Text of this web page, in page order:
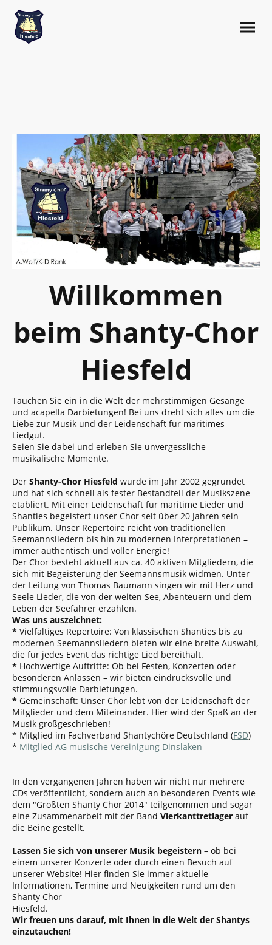
Willkommen
beim Shanty-Chor
Hiesfeld
Tauchen Sie ein in die Welt der mehrstimmigen Gesänge
und acapella Darbietungen! Bei uns dreht sich alles um die
Liebe zur Musik und der Leidenschaft für maritimes
Liedgut.
Seien Sie dabei und erleben Sie unvergessliche
musikalische Momente.
Der Shanty-Chor Hiesfeld wurde im Jahr 2002 gegründet
und hat sich schnell als fester Bestandteil der Musikszene
etabliert. Mit einer Leidenschaft für maritime Lieder und
Shanties begeistert unser Chor seit über 20 Jahren sein
Publikum. Unser Repertoire reicht von traditionellen
Seemannsliedern bis hin zu modernen Interpretationen –
immer authentisch und voller Energie!
Der Chor besteht aktuell aus ca. 40 aktiven Mitgliedern, die
sich mit Begeisterung der Seemannsmusik widmen. Unter
der Leitung von Thomas Baumann singen wir mit Herz und
Seele Lieder, die von der weiten See, Abenteuern und dem
Leben der Seefahrer erzählen.
Was uns auszeichnet:
* Vielfältiges Repertoire: Von klassischen Shanties bis zu
modernen Seemannsliedern bieten wir eine breite Auswahl,
die für jedes Event das richtige Lied bereithält.
* Hochwertige Auftritte: Ob bei Festen, Konzerten oder
besonderen Anlässen – wir bieten eindrucksvolle und
stimmungsvolle Darbietungen.
* Gemeinschaft: Unser Chor lebt von der Leidenschaft der
Mitglieder und dem Miteinander. Hier wird der Spaß an der
Musik großgeschrieben!
* Mitglied im Fachverband Shantychöre Deutschland (FSD)
* Mitglied AG musische Vereinigung Dinslaken
In den vergangenen Jahren haben wir nicht nur mehrere
CDs veröffentlicht, sondern auch an besonderen Events wie
dem "Größten Shanty Chor 2014" teilgenommen und sogar
eine Zusammenarbeit mit der Band Vierkanttretlager auf
die Beine gestellt.
Lassen Sie sich von unserer Musik begeistern – ob bei
einem unserer Konzerte oder durch einen Besuch auf
unserer Website! Hier finden Sie immer aktuelle
Informationen, Termine und Neuigkeiten rund um den
Shanty Chor
Hiesfeld.
Wir freuen uns darauf, mit Ihnen in die Welt der Shantys
einzutauchen!